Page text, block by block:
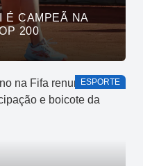
É CAMPEÃ NA
200
ESPORTE